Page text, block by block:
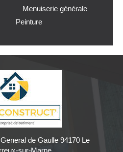
Menuiserie générale
Peinture
de Gaulle 94170 Le
sur-Marne